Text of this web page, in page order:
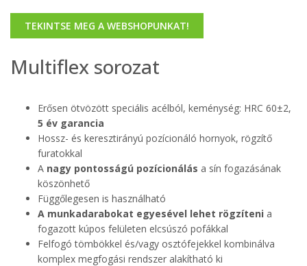
TEKINTSE MEG A WEBSHOPUNKAT!
Multiflex sorozat
Erősen ötvözött speciális acélból, keménység: HRC 60±2,
5 év garancia
Hossz- és keresztirányú pozícionáló hornyok, rögzítő
furatokkal
A nagy pontosságú pozícionálás a sín fogazásának
köszönhető
Függőlegesen is használható
A munkadarabokat egyesével lehet rögzíteni a
fogazott kúpos felületen elcsúszó pofákkal
Felfogó tömbökkel és/vagy osztófejekkel kombinálva
komplex megfogási rendszer alakítható ki